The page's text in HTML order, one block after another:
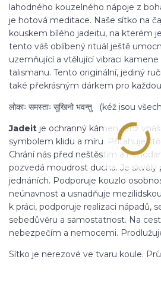
lahodného kouzelného nápoje z
je hotová meditace. Naše sítko na
kouskem bílého jadeitu, na kterém
tento váš oblíbený rituál ještě
uzemňující a vtělující vibraci kamene
talismanu. Tento originální, jediný
také překrásným dárkem pro
लोकाः समस्ताः सुखिनो भवन्तु (kéž jsou
Jadeit je ochranný kámen, jenž
symbolem klidu a míru. Přitahuje
Chrání nás před neštěstím a
pozvedá moudrost ducha. Je skvělý
jednáních. Podporuje kouzlo
neúnavnost a usnadňuje
k práci, podporuje realizaci nápadů,
sebedůvěru a samostatnost. Na
nebezpečím a nemocemi.
Sítko je nerezové ve tvaru koule.